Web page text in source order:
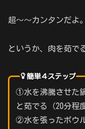
超～～カンタンだよ。
というか、肉を茹で
簡単４ステップ
①水を沸騰させた
と茹でる（20分程
②水を張ったボウ